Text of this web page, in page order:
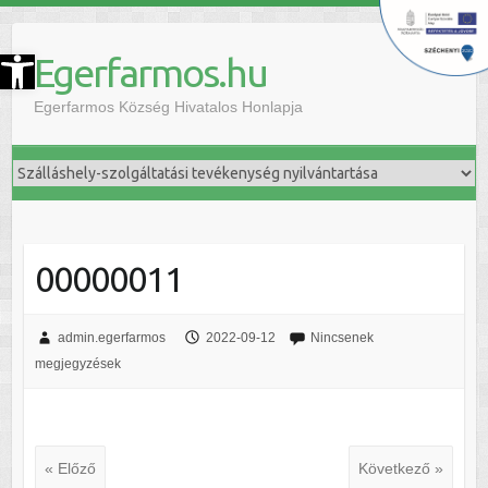
Eszköztár megnyitása Egerfarmos.hu
Egerfarmos Község Hivatalos Honlapja
00000011
admin.egerfarmos 2022-09-12
Nincsenek
megjegyzések
« Előző Következő »